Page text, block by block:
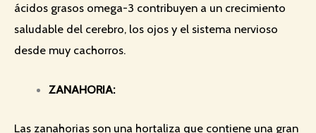
ácidos grasos omega-3 contribuyen a un crecimiento
saludable del cerebro, los ojos y el sistema nervioso
desde muy cachorros.
ZANAHORIA:
Las zanahorias son una hortaliza que contiene una gran